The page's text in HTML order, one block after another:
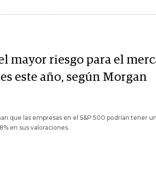
mayor riesgo para el
este año, según Morgan
que las empresas en el S&P 500 podrían tener
en sus valoraciones.